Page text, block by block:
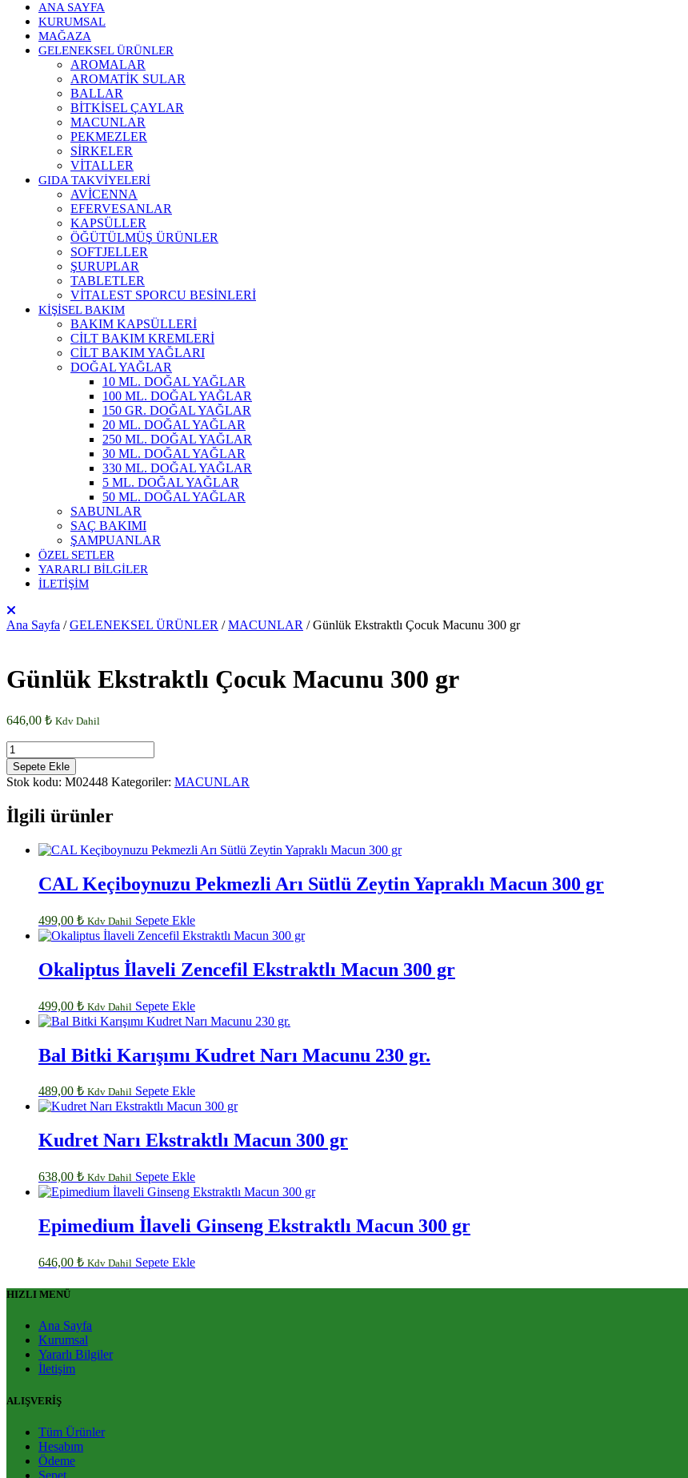
ANA SAYFA
KURUMSAL
MAĞAZA
GELENEKSEL ÜRÜNLER
AROMALAR
AROMATİK SULAR
BALLAR
BİTKİSEL ÇAYLAR
MACUNLAR
PEKMEZLER
SİRKELER
VİTALLER
GIDA TAKVİYELERİ
AVİCENNA
EFERVESANLAR
KAPSÜLLER
ÖĞÜTÜLMÜŞ ÜRÜNLER
SOFTJELLER
ŞURUPLAR
TABLETLER
VİTALEST SPORCU BESİNLERİ
KİŞİSEL BAKIM
BAKIM KAPSÜLLERİ
CİLT BAKIM KREMLERİ
CİLT BAKIM YAĞLARI
DOĞAL YAĞLAR
10 ML. DOĞAL YAĞLAR
100 ML. DOĞAL YAĞLAR
150 GR. DOĞAL YAĞLAR
20 ML. DOĞAL YAĞLAR
250 ML. DOĞAL YAĞLAR
30 ML. DOĞAL YAĞLAR
330 ML. DOĞAL YAĞLAR
5 ML. DOĞAL YAĞLAR
50 ML. DOĞAL YAĞLAR
SABUNLAR
SAÇ BAKIMI
ŞAMPUANLAR
ÖZEL SETLER
YARARLI BİLGİLER
İLETİŞİM
Ana Sayfa /GELENEKSEL ÜRÜNLER /MACUNLAR / Günlük Ekstraktlı Çocuk Macunu 300 gr
Günlük Ekstraktlı Çocuk Macunu 300 gr
646,00 ₺ Kdv Dahil
Günlük
Ekstraktlı
Çocuk
Macunu
300
gr
Sepete Ekle
Stok kodu: M02448 Kategoriler: MACUNLAR
İlgili ürünler
CAL Keçiboynuzu Pekmezli Arı Sütlü Zeytin Yapraklı Macun 300 gr
499,00 ₺ Kdv Dahil Sepete Ekle
Okaliptus İlaveli Zencefil Ekstraktlı Macun 300 gr
499,00 ₺ Kdv Dahil Sepete Ekle
Bal Bitki Karışımı Kudret Narı Macunu 230 gr.
489,00 ₺ Kdv Dahil Sepete Ekle
Kudret Narı Ekstraktlı Macun 300 gr
638,00 ₺ Kdv Dahil Sepete Ekle
Epimedium İlaveli Ginseng Ekstraktlı Macun 300 gr
646,00 ₺ Kdv Dahil Sepete Ekle
HIZLI MENÜ
Ana Sayfa
Kurumsal
Yararlı Bilgiler
İletişim
ALIŞVERİŞ
Tüm Ürünler
Hesabım
Ödeme
Sepet